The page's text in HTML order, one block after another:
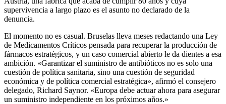
supervivencia a largo plazo es el asunto no declarado de la
denuncia.
El momento no es casual. Bruselas lleva meses redactando una Ley
de Medicamentos Críticos pensada para recuperar la producción de
fármacos estratégicos, y un caso comercial abierto le da dientes a esa
ambición. «Garantizar el suministro de antibióticos no es solo una
cuestión de política sanitaria, sino una cuestión de seguridad
económica y de política comercial estratégica», afirmó el consejero
delegado, Richard Saynor. «Europa debe actuar ahora para asegurar
un suministro independiente en los próximos años.»